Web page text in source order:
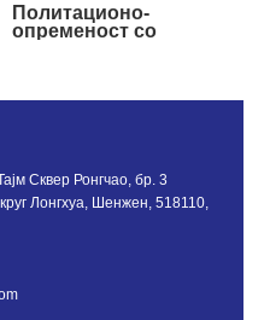
Политационо-
опременост со
Сквер Ронгчао, бр. 3
Лонгхуа, Шенжен, 518110,